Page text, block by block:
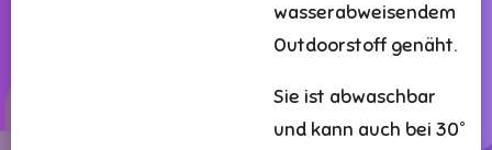
wasserabweisendem
Outdoorstoff genäht.
Sie ist abwaschbar
und kann auch bei 30°